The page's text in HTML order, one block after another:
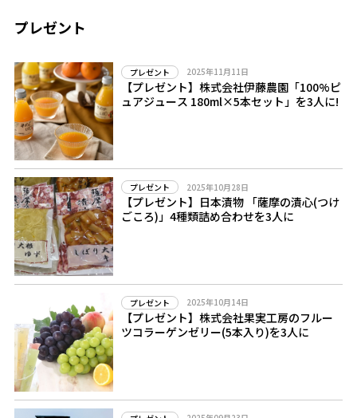
プレゼント
プレゼント 2025年11月11日
【プレゼント】株式会社伊藤農園「100%ピ
ュアジュース 180ml×5本セット」を3人に!
プレゼント 2025年10月28日
【プレゼント】日本漬物 「薩摩の漬心(つけ
ごころ)」4種類詰め合わせを3人に
プレゼント 2025年10月14日
【プレゼント】株式会社果実工房のフルー
ツコラーゲンゼリー(5本入り)を3人に